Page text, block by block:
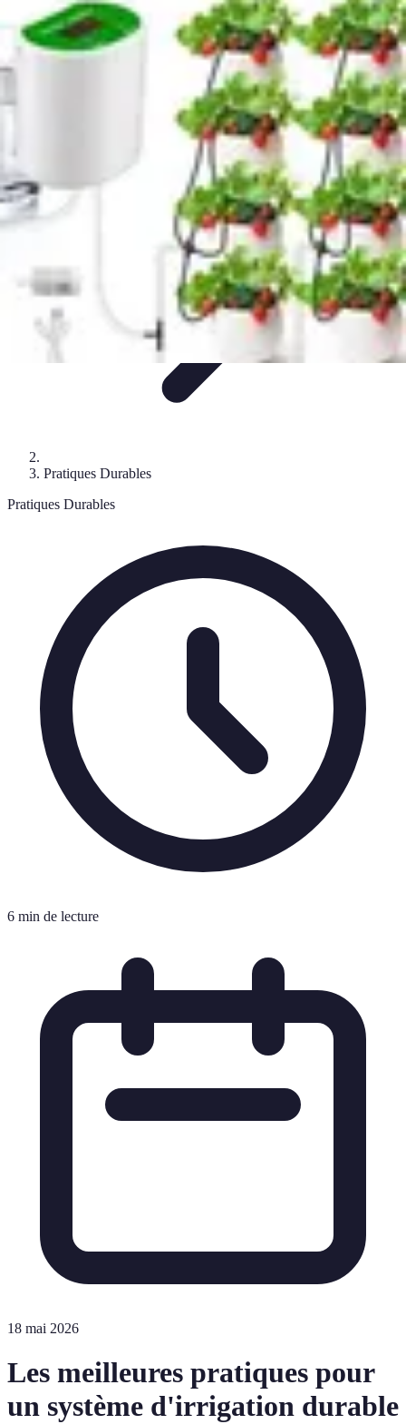
Système Irrigation
InstallationMaintenance Innovations en irrigationInstallation et
RéglagesEntretien et Maintenance
Pratiques Durables
Pratiques Durables
6 min de lecture
18 mai 2026
Les meilleures pratiques pour
un système d'irrigation durable